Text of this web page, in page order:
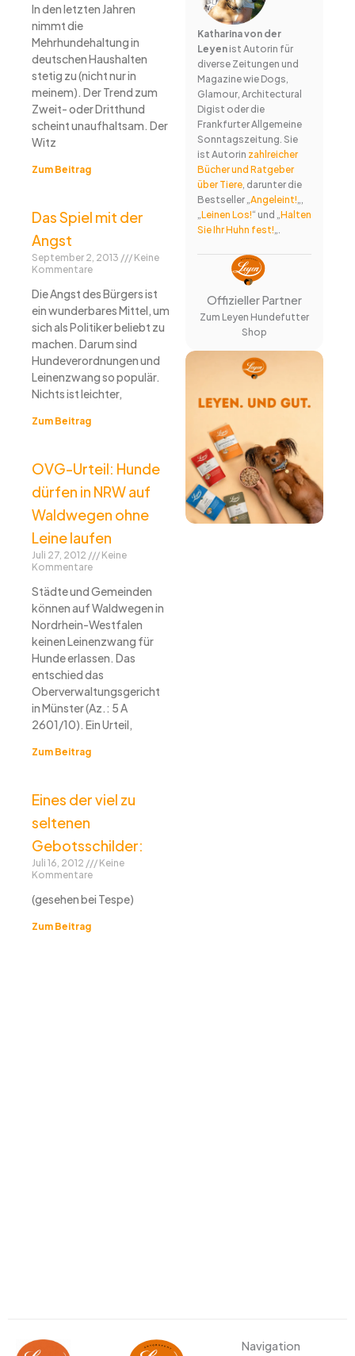
In den letzten Jahren
nimmt die
Mehrhundehaltung in
deutschen Haushalten
stetig zu (nicht nur in
meinem). Der Trend zum
Zweit- oder Dritthund
scheint unaufhaltsam. Der
Witz
Zum Beitrag
Das Spiel mit der
Angst
September 2, 2013
Keine
Kommentare
Die Angst des Bürgers ist
ein wunderbares Mittel, um
sich als Politiker beliebt zu
machen. Darum sind
Hundeverordnungen und
Leinenzwang so populär.
Nichts ist leichter,
Zum Beitrag
OVG-Urteil: Hunde
dürfen in NRW auf
Waldwegen ohne
Leine laufen
Juli 27, 2012
Keine
Kommentare
Städte und Gemeinden
können auf Waldwegen in
Nordrhein-Westfalen
keinen Leinenzwang für
Hunde erlassen. Das
entschied das
Oberverwaltungsgericht
in Münster (Az.: 5 A
2601/10). Ein Urteil,
Zum Beitrag
Eines der viel zu
seltenen
Gebotsschilder:
Juli 16, 2012
Keine
Kommentare
(gesehen bei Tespe)
Zum Beitrag
Katharina von der
Leyenist Autorin für
diverse Zeitungen und
Magazine wie Dogs,
Glamour, Architectural
Digist oder die
Frankfurter Allgemeine
Sonntagszeitung. Sie
ist Autorin zahlreicher
Bücher und Ratgeber
über Tiere, darunter die
Bestseller „Angeleint!„,
„Leinen Los!“ und „Halten
Sie Ihr Huhn fest!„.
Offizieller Partner
Zum Leyen Hundefutter
Shop
Navigation